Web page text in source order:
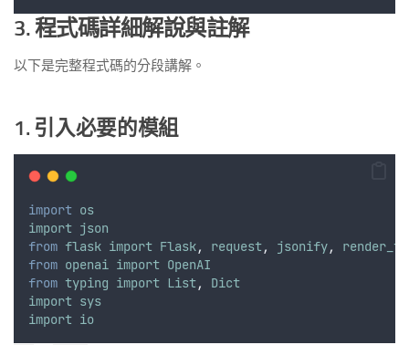
3. 程式碼詳細解說與註解
以下是完整程式碼的分段講解。
1. 引入必要的模組
import os
import json
from flask import Flask, request, jsonify,
from openai import OpenAI
from typing import List,
Dict
import sys
import io